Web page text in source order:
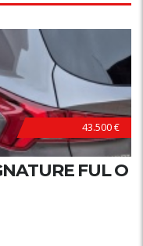
43.500 €
FUL O